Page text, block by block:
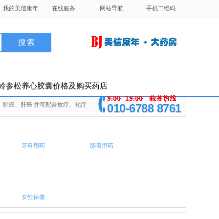
我的美信康年 在线服务 网站导航 手机二维码
参松养心胶囊价格及购买药店
010-6788 8761
肺癌、肝癌 并可配合放疗、化疗
牙科用药 肠胃用药
女性保健